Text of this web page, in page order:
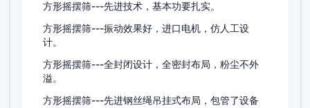
方形摇摆筛---先进技术，基本功要扎实。
方形摇摆筛---振动效果好，进口电机，仿人工设
计。
方形摇摆筛---全封闭设计，全密封布局，粉尘不外
溢。
方形摇摆筛---先进钢丝绳吊挂式布局，包管了设备